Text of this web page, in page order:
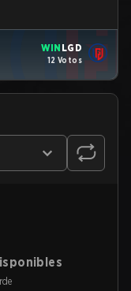
WIN LGD
12 Votos